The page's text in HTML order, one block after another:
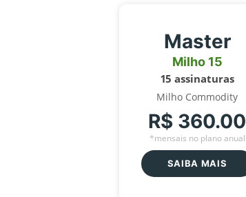
Master
Milho 15
15 assinaturas
Milho Commodity
R$ 360.00
*mensais no plano anual
SAIBA MAIS